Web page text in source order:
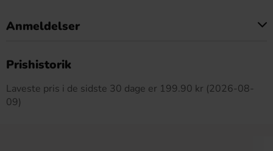
Anmeldelser
Prishistorik
Laveste pris i de sidste 30 dage er 199.90 kr (2026-08-
09)